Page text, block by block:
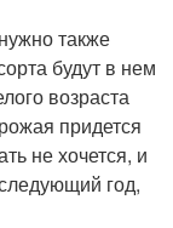
также
будут в нем
возраста
придется
не хочется, и
год,